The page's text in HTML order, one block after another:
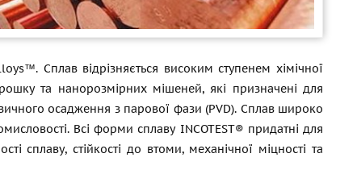
Сплав відрізняється високим ступенем хімічної
та нанорозмірних мішеней, які призначені для
осадження з парової фази (PVD). Сплав широко
Всі форми сплаву INCOTEST® придатні для
сплаву, стійкості до втоми, механічної міцності та